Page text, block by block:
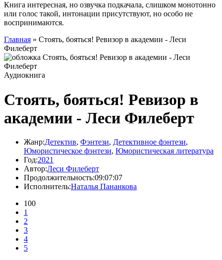
Книга интересная, но озвучка подкачала, слишком монотонно
или голос такой, интонации присутствуют, но особо не
воспринимаются.
Главная » Стоять, бояться! Ревизор в академии - Леси
Филеберт
Аудиокнига
Стоять, бояться! Ревизор в
академии - Леси Филеберт
Жанр:Детектив, Фэнтези, Детективное фэнтези,
Юмористическое фэнтези, Юмористическая литература
Год:2021
Автор:Леси Филеберт
Продолжительность:09:07:07
Исполнитель:Наталья Пананкова
100
1
2
3
4
5